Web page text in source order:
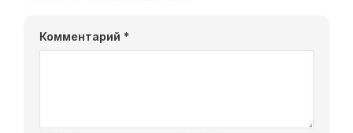
Комментарий *